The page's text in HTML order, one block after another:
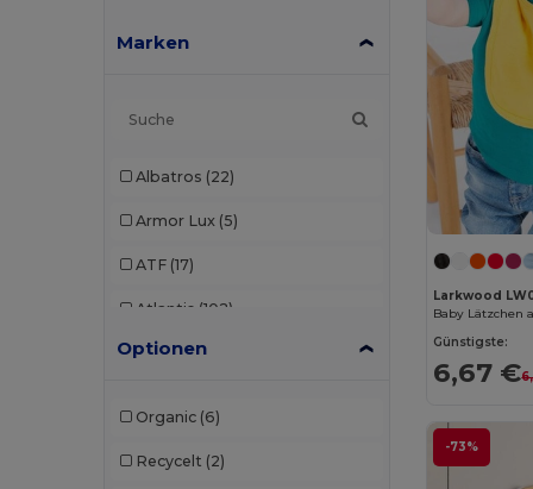
Marken
Albatros (22)
Armor Lux (5)
ATF (17)
Atlantis (102)
Atlantis Headwear
Optionen
Organic (6)
Recycelt (2)
Larkwood
Baby Lätzchen
Günstigste:
6,67 €
-73%